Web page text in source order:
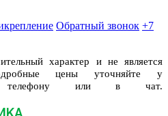
Обратный звонок +7
характер и не является
цены уточняйте у
телефону или в чат.